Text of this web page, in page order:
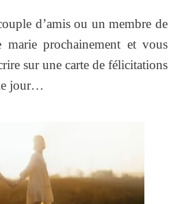
d’amis ou un membre de
marie prochainement et vous
sur une carte de félicitations
jour…